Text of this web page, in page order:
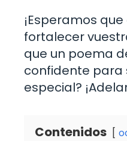
¡Esperamos
fortalecer
que un poema
confidente para
especial?
Contenidos